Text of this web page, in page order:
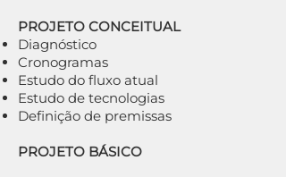
PROJETO CONCEITUAL
Diagnóstico
Cronogramas
Estudo do fluxo atual
Estudo de tecnologias
Definição de premissas
PROJETO BÁSICO